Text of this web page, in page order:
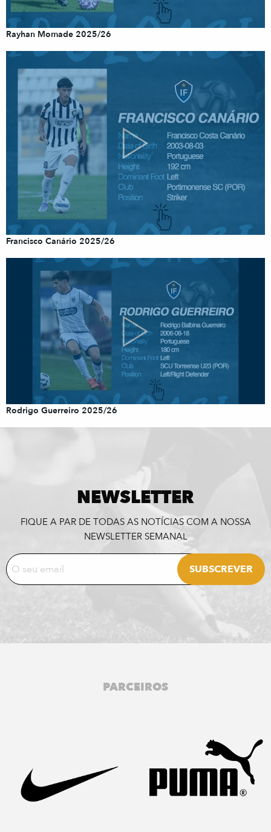
Rayhan Momade 2025/26
Francisco Canário 2025/26
Rodrigo Guerreiro 2025/26
NEWSLETTER
FIQUE A PAR DE TODAS AS NOTÍCIAS COM A NOSSA
NEWSLETTER SEMANAL
PARCEIROS